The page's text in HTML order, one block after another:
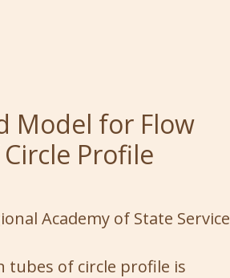
Model for Flow
Profile
Academy of State Service
tubes of circle profile is